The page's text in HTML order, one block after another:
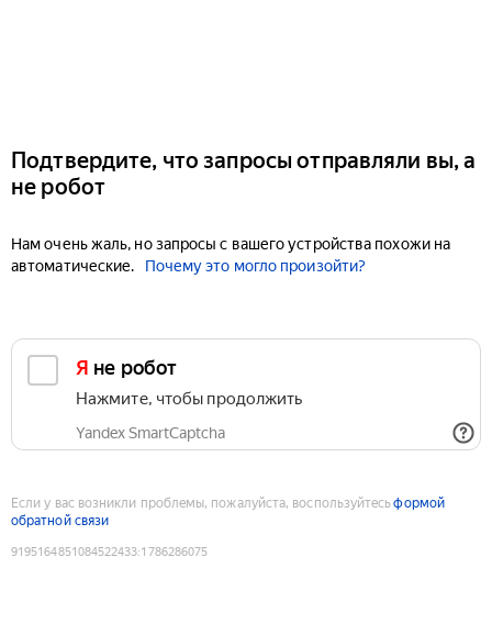
Подтвердите, что запросы отправляли вы, а
не робот
Нам очень жаль, но запросы с вашего устройства похожи на
автоматические.
Почему это могло произойти?
Я не робот
Нажмите, чтобы продолжить
Yandex SmartCaptcha
Если у вас возникли проблемы, пожалуйста, воспользуйтесьформой
обратной связи
9195164851084522433:1786286075